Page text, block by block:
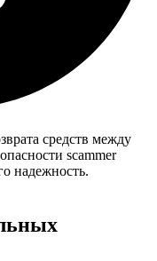
средств между
scammer
надежность.